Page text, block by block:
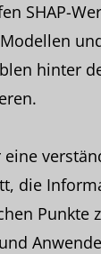
SHAP-
hinter
eine
die
Punkte